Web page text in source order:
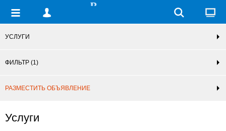
УСЛУГИ
ФИЛЬТР (1)
РАЗМЕСТИТЬ ОБЪЯВЛЕНИЕ
Услуги